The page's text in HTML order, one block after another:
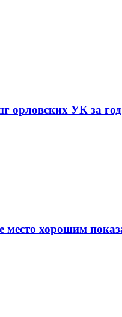
орловских УК за год
место хорошим